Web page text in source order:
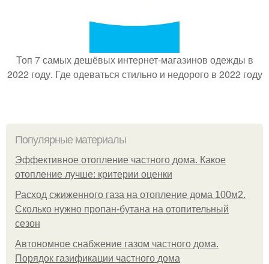
Топ 7 самых дешёвых интернет-магазинов одежды в
2022 году. Где одеваться стильно и недорого в 2022 году
Популярные материалы
Эффективное отопление частного дома. Какое
отопление лучше: критерии оценки
Расход сжиженного газа на отопление дома 100м2.
Сколько нужно пропан-бутана на отопительный
сезон
Автономное снабжение газом частного дома.
Порядок газификации частного дома